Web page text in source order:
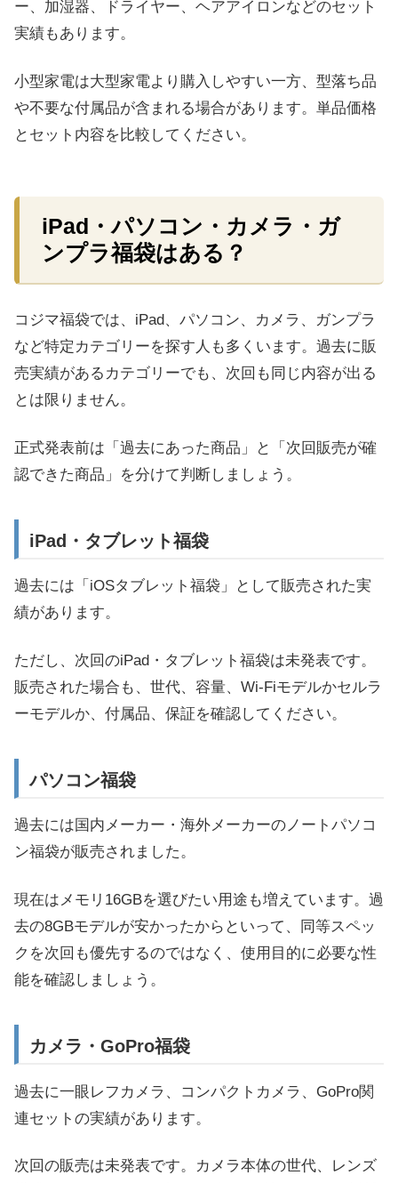
ー、加湿器、ドライヤー、ヘアアイロンなどのセット
実績もあります。
小型家電は大型家電より購入しやすい一方、型落ち品
や不要な付属品が含まれる場合があります。単品価格
とセット内容を比較してください。
iPad・パソコン・カメラ・ガ
ンプラ福袋はある？
コジマ福袋では、iPad、パソコン、カメラ、ガンプラ
など特定カテゴリーを探す人も多くいます。過去に販
売実績があるカテゴリーでも、次回も同じ内容が出る
とは限りません。
正式発表前は「過去にあった商品」と「次回販売が確
認できた商品」を分けて判断しましょう。
iPad・タブレット福袋
過去には「iOSタブレット福袋」として販売された実
績があります。
ただし、次回のiPad・タブレット福袋は未発表です。
販売された場合も、世代、容量、Wi-Fiモデルかセルラ
ーモデルか、付属品、保証を確認してください。
パソコン福袋
過去には国内メーカー・海外メーカーのノートパソコ
ン福袋が販売されました。
現在はメモリ16GBを選びたい用途も増えています。過
去の8GBモデルが安かったからといって、同等スペッ
クを次回も優先するのではなく、使用目的に必要な性
能を確認しましょう。
カメラ・GoPro福袋
過去に一眼レフカメラ、コンパクトカメラ、GoPro関
連セットの実績があります。
次回の販売は未発表です。カメラ本体の世代、レンズ